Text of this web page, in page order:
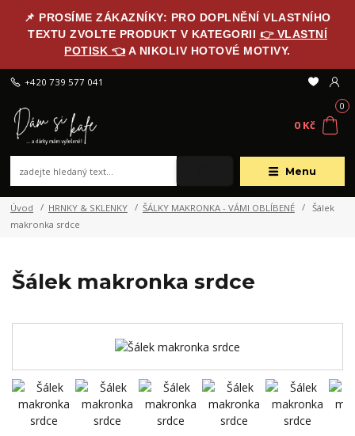
📌 PROSÍME ZÁKAZNÍKY: PRO DOPLNĚNÍ VLASTNÍHO
TEXTU ZVOLTE PRODUKT V KATEGORII 👉 VLASTNÍ
POTISK 👈 A NIKOLIV HOTOVÉ MOTIVY.
Menu
+420 739 577 041
0
0 Kč
Úvod HRNKY & SKLENKY ŠÁLKY MAKRONKA - VÁMI OBLÍBENÉ
Šálek
makronka srdce
Šálek makronka srdce